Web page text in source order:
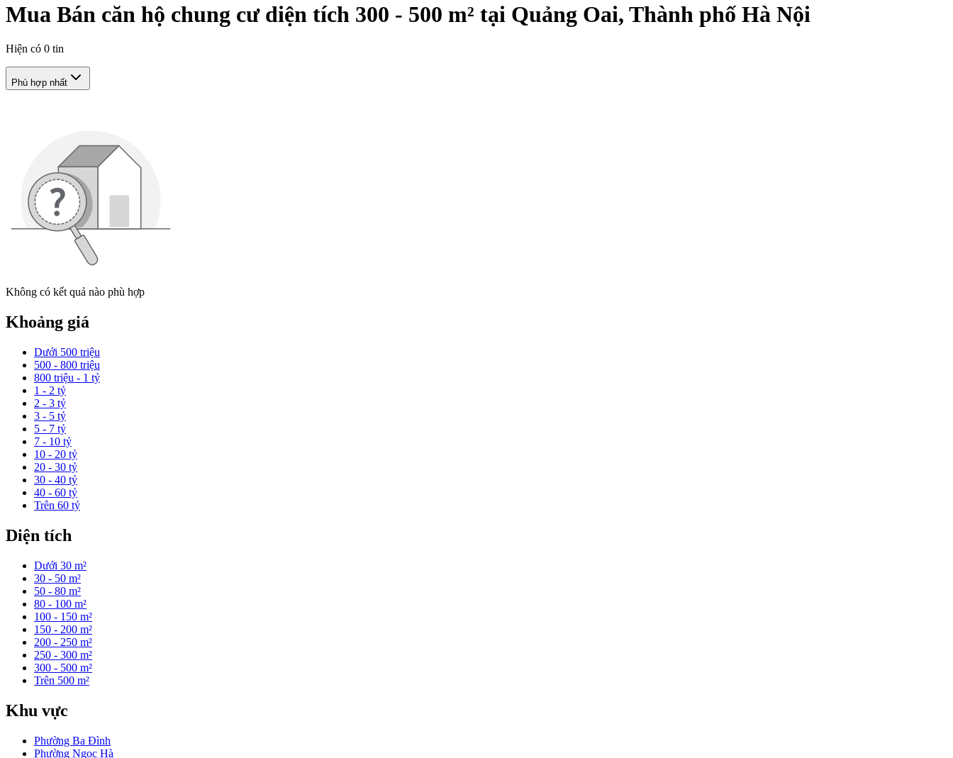
Mua Bán căn hộ chung cư diện tích 300 - 500 m² tại Quảng Oai, Thành phố Hà Nội
Hiện có 0 tin
Phù hợp nhất
Không có kết quả nào phù hợp
Khoảng giá
Dưới 500 triệu
500 - 800 triệu
800 triệu - 1 tỷ
1 - 2 tỷ
2 - 3 tỷ
3 - 5 tỷ
5 - 7 tỷ
7 - 10 tỷ
10 - 20 tỷ
20 - 30 tỷ
30 - 40 tỷ
40 - 60 tỷ
Trên 60 tỷ
Diện tích
Dưới 30 m²
30 - 50 m²
50 - 80 m²
80 - 100 m²
100 - 150 m²
150 - 200 m²
200 - 250 m²
250 - 300 m²
300 - 500 m²
Trên 500 m²
Khu vực
Phường Ba Đình
Phường Ngọc Hà